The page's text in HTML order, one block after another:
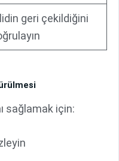
geri çekildiğini
sağlamak için: